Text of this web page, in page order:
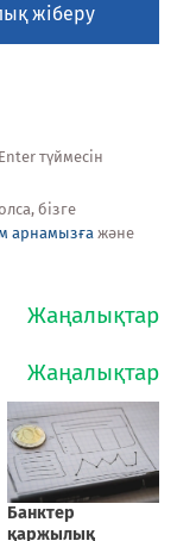
жіберу
түймесін
бізге
арнамызға және